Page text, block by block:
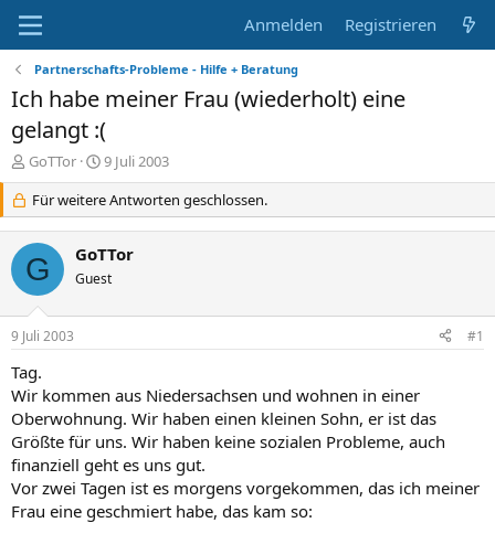
Anmelden Registrieren
Partnerschafts-Probleme - Hilfe + Beratung
Ich habe meiner Frau (wiederholt) eine
gelangt :(
E
r
s
t
e
l
l
e
r
GoTTor
E
r
s
t
l
l
a
9 Juli 2003
Für weitere Antworten geschlossen.
G GoTTor
Guest
9 Juli 2003 #1
Tag.
Wir kommen aus Niedersachsen und wohnen in einer
Oberwohnung. Wir haben einen kleinen Sohn, er ist das
Größte für uns. Wir haben keine sozialen Probleme, auch
finanziell geht es uns gut.
Vor zwei Tagen ist es morgens vorgekommen, das ich meiner
Frau eine geschmiert habe, das kam so: